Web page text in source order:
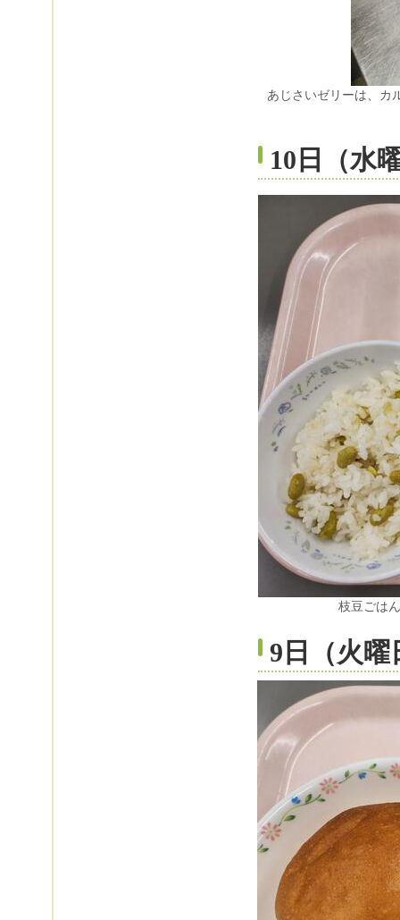
あじさいゼリーは、カ
10日（水
枝豆ごは
9日（火曜